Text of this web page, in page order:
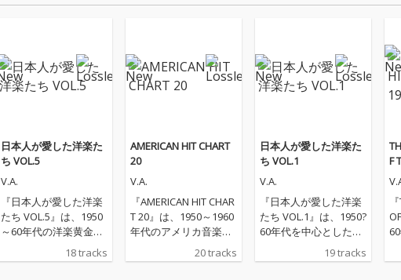
日本人が愛した洋楽た
ち VOL.5
V.A.
『日本人が愛した洋楽
たち VOL.5』は、1950
～60年代の洋楽黄金期
を象徴する名曲を集め
た、懐かしのオールデ
18 tracks
AMERICAN HIT CHART
20
V.A.
『AMERICAN HIT CHAR
T 20』は、1950～1960
年代のアメリカ音楽シ
ーンを彩ったオールデ
ィーズの名曲を20曲厳
20 tracks
日本人が愛した洋楽た
ち VOL.1
V.A.
『日本人が愛した洋楽
たち VOL.1』は、1950?
60年代を中心としたオ
ールディーズ黄金期の
名曲を厳選した、懐か
19 tracks
F